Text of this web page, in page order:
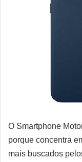
O Smartphone
porque concentra
mais buscados